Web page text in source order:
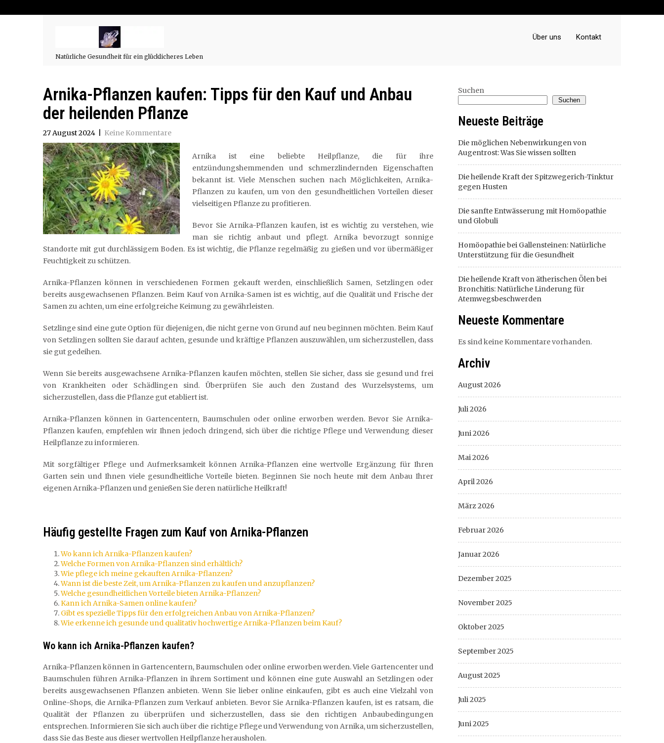
Natürliche Gesundheit für ein glücklicheres Leben
Über uns Kontakt
Arnika-Pflanzen kaufen: Tipps für den Kauf und Anbau
der heilenden Pflanze
27 August 2024 Keine Kommentare
Arnika ist eine beliebte Heilpflanze, die für ihre
entzündungshemmenden und schmerzlindernden Eigenschaften
bekannt ist. Viele Menschen suchen nach Möglichkeiten, Arnika-
Pflanzen zu kaufen, um von den gesundheitlichen Vorteilen dieser
vielseitigen Pflanze zu profitieren.
Bevor Sie Arnika-Pflanzen kaufen, ist es wichtig zu verstehen, wie
man sie richtig anbaut und pflegt. Arnika bevorzugt sonnige
Standorte mit gut durchlässigem Boden. Es ist wichtig, die Pflanze regelmäßig zu gießen und vor übermäßiger
Feuchtigkeit zu schützen.
Arnika-Pflanzen können in verschiedenen Formen gekauft werden, einschließlich Samen, Setzlingen oder
bereits ausgewachsenen Pflanzen. Beim Kauf von Arnika-Samen ist es wichtig, auf die Qualität und Frische der
Samen zu achten, um eine erfolgreiche Keimung zu gewährleisten.
Setzlinge sind eine gute Option für diejenigen, die nicht gerne von Grund auf neu beginnen möchten. Beim Kauf
von Setzlingen sollten Sie darauf achten, gesunde und kräftige Pflanzen auszuwählen, um sicherzustellen, dass
sie gut gedeihen.
Wenn Sie bereits ausgewachsene Arnika-Pflanzen kaufen möchten, stellen Sie sicher, dass sie gesund und frei
von Krankheiten oder Schädlingen sind. Überprüfen Sie auch den Zustand des Wurzelsystems, um
sicherzustellen, dass die Pflanze gut etabliert ist.
Arnika-Pflanzen können in Gartencentern, Baumschulen oder online erworben werden. Bevor Sie Arnika-
Pflanzen kaufen, empfehlen wir Ihnen jedoch dringend, sich über die richtige Pflege und Verwendung dieser
Heilpflanze zu informieren.
Mit sorgfältiger Pflege und Aufmerksamkeit können Arnika-Pflanzen eine wertvolle Ergänzung für Ihren
Garten sein und Ihnen viele gesundheitliche Vorteile bieten. Beginnen Sie noch heute mit dem Anbau Ihrer
eigenen Arnika-Pflanzen und genießen Sie deren natürliche Heilkraft!
Häufig gestellte Fragen zum Kauf von Arnika-Pflanzen
Wo kann ich Arnika-Pflanzen kaufen?
Welche Formen von Arnika-Pflanzen sind erhältlich?
Wie pflege ich meine gekauften Arnika-Pflanzen?
Wann ist die beste Zeit, um Arnika-Pflanzen zu kaufen und anzupflanzen?
Welche gesundheitlichen Vorteile bieten Arnika-Pflanzen?
Kann ich Arnika-Samen online kaufen?
Gibt es spezielle Tipps für den erfolgreichen Anbau von Arnika-Pflanzen?
Wie erkenne ich gesunde und qualitativ hochwertige Arnika-Pflanzen beim Kauf?
Wo kann ich Arnika-Pflanzen kaufen?
Arnika-Pflanzen können in Gartencentern, Baumschulen oder online erworben werden. Viele Gartencenter und
Baumschulen führen Arnika-Pflanzen in ihrem Sortiment und können eine gute Auswahl an Setzlingen oder
bereits ausgewachsenen Pflanzen anbieten. Wenn Sie lieber online einkaufen, gibt es auch eine Vielzahl von
Online-Shops, die Arnika-Pflanzen zum Verkauf anbieten. Bevor Sie Arnika-Pflanzen kaufen, ist es ratsam, die
Qualität der Pflanzen zu überprüfen und sicherzustellen, dass sie den richtigen Anbaubedingungen
entsprechen. Informieren Sie sich auch über die richtige Pflege und Verwendung von Arnika, um sicherzustellen,
dass Sie das Beste aus dieser wertvollen Heilpflanze herausholen.
Suchen
Suchen
Neueste Beiträge
Die möglichen Nebenwirkungen von
Augentrost: Was Sie wissen sollten
Die heilende Kraft der Spitzwegerich-Tinktur
gegen Husten
Die sanfte Entwässerung mit Homöopathie
und Globuli
Homöopathie bei Gallensteinen: Natürliche
Unterstützung für die Gesundheit
Die heilende Kraft von ätherischen Ölen bei
Bronchitis: Natürliche Linderung für
Atemwegsbeschwerden
Neueste Kommentare
Es sind keine Kommentare vorhanden.
Archiv
August 2026
Juli 2026
Juni 2026
Mai 2026
April 2026
März 2026
Februar 2026
Januar 2026
Dezember 2025
November 2025
Oktober 2025
September 2025
August 2025
Juli 2025
Juni 2025